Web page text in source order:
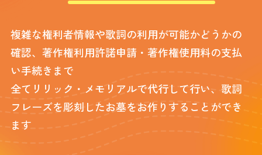
複雑な権利者情報や歌詞の利用が可能かどうかの
確認、著作権利用許諾申請・著作権使用料の支払
い手続きまで
全てリリック・メモリアルで代行して行い、歌詞
フレーズを彫刻したお墓をお作りすることができ
ます